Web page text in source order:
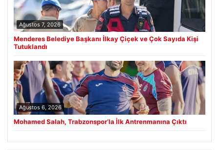
Ağustos 7, 2026
Menderes Belediye Başkanı İlkay Çiçek ve Çok Sayıda Kişi
Tutuklandı
Ağustos 6, 2026
Mohamed Salah, Trabzonspor’la İlk Antrenmanına Çıktı